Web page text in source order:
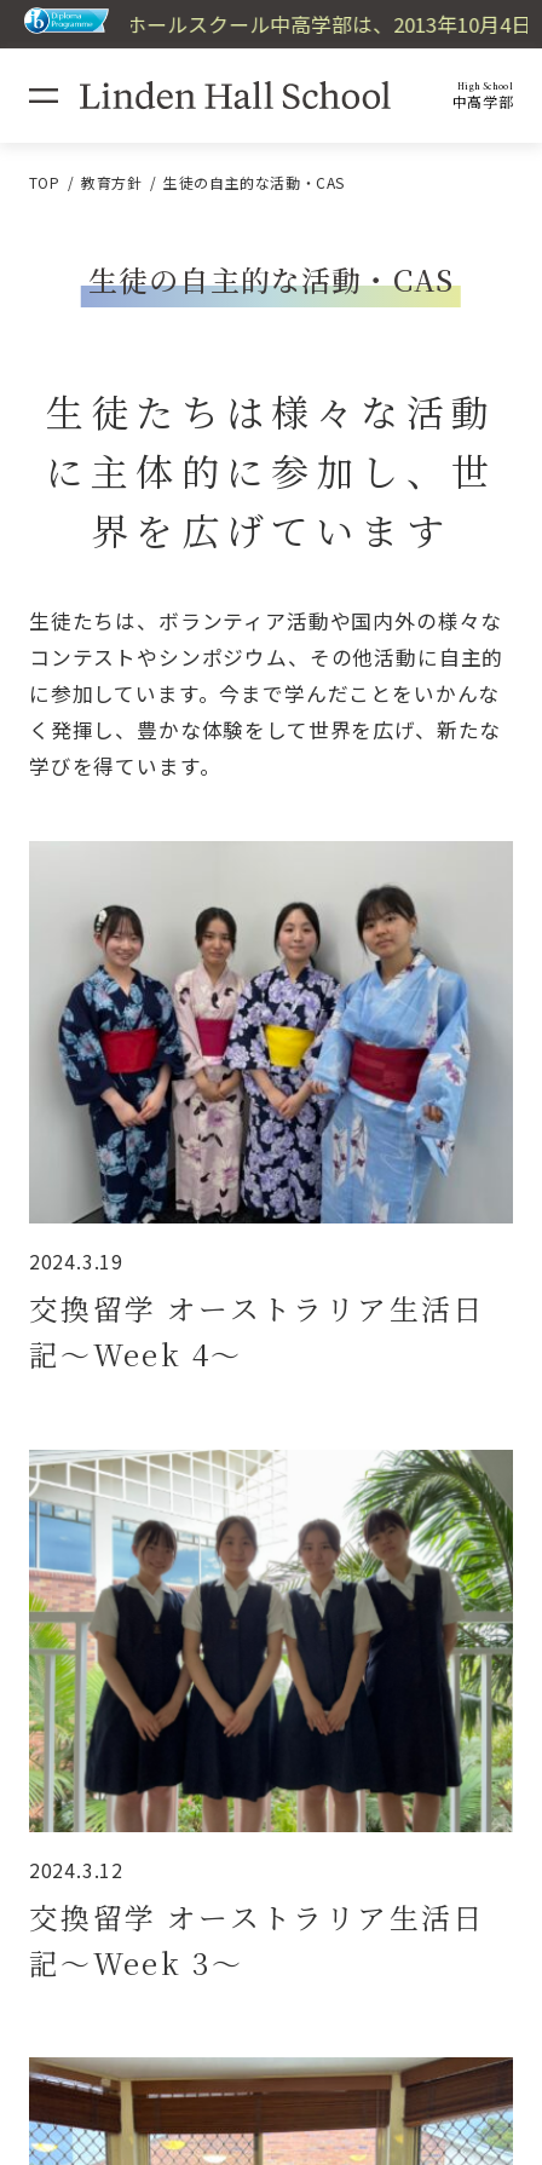
ンホールスクール中高学部は、2013年10月4日に国際バ
High School
中高学部
TOP 教育方針 生徒の自主的な活動・CAS
生徒の自主的な活動・CAS
生徒たちは様々な活動
に主体的に参加し、世
界を広げています
生徒たちは、ボランティア活動や国内外の様々な
コンテストやシンポジウム、その他活動に自主的
に参加しています。今まで学んだことをいかんな
く発揮し、豊かな体験をして世界を広げ、新たな
学びを得ています。
2024.3.19
交換留学 オーストラリア生活日
記～Week 4～
2024.3.12
交換留学 オーストラリア生活日
記～Week 3～